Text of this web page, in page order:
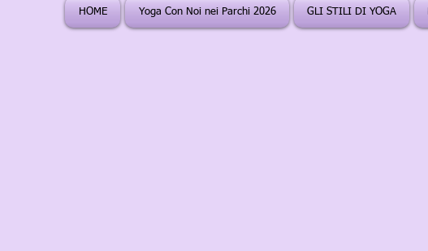
HOME Yoga Con Noi nei Parchi 2026 GLI STILI DI YOGA